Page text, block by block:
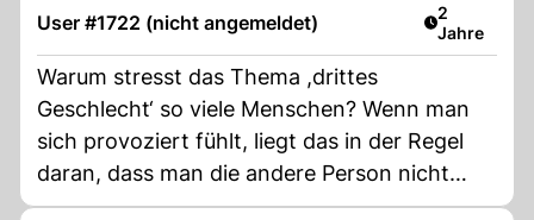
User #1722 (nicht angemeldet) Artikel
2
Jahre
Warum stresst das Thema ,drittes
Geschlecht‘ so viele Menschen? Wenn man
sich provoziert fühlt, liegt das in der Regel
daran, dass man die andere Person nicht
wirklich kennt. Oder dass man sie nicht